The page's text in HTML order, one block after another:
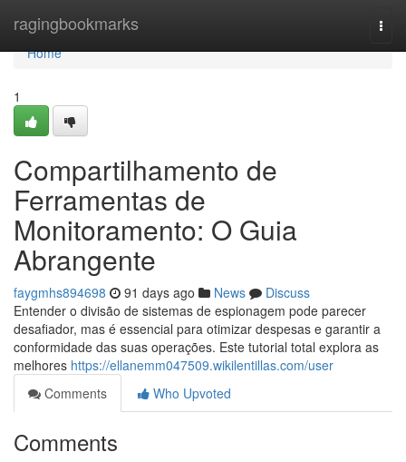
ragingbookmarks
Home
Home
1
Compartilhamento de
Ferramentas de
Monitoramento: O Guia
Abrangente
faygmhs894698 91 days ago News
Discuss
Entender o divisão de sistemas de espionagem pode parecer
desafiador, mas é essencial para otimizar despesas e garantir a
conformidade das suas operações. Este tutorial total explora as
melhores https://ellanemm047509.wikilentillas.com/user
Comments
Who Upvoted
Comments